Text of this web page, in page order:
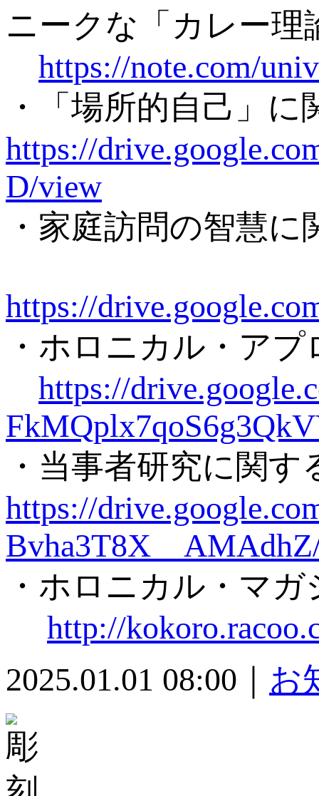
ニークな「カレー理
https://note.com/
・「場所的自己」
https://
D/view
・家庭訪問の智慧
https://
・ホロニカル・ア
https://
・当事者研究に関
https://
・ホロニカル・マガ
http://
2025.01.01 08:00｜ お